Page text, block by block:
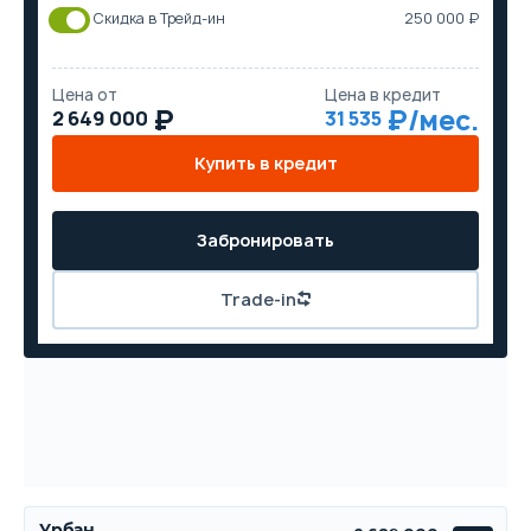
Скидка в Трейд-ин 250 000 ₽
Цена от
2 649 000
Цена в кредит
31 535
Купить в кредит
Trade-in
Забронировать